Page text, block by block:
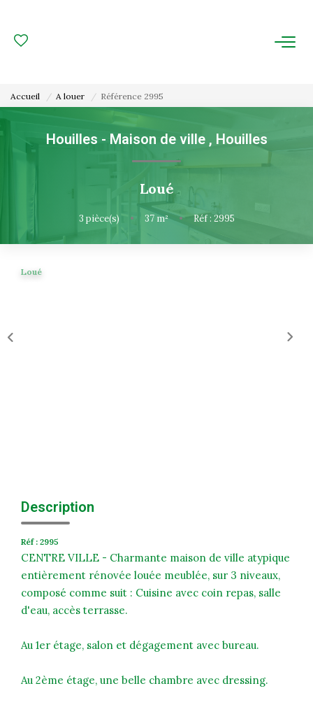
ESTIMATION
FAIRE GÉRER
Gestion Locative
Gestion De Copropriété
Extranet Syndic Et Gestion Locative
Extranet Syndic Estale
Accueil A louer Référence 2995
Houilles - Maison de ville , Houilles
Loué
3 pièce(s) • 37m² • Réf : 2995
Loué
Description
Réf : 2995
CENTRE VILLE - Charmante maison de ville atypique
entièrement rénovée louée meublée, sur 3 niveaux,
composé comme suit : Cuisine avec coin repas, salle
d'eau, accès terrasse.
Au 1er étage, salon et dégagement avec bureau.
Au 2ème étage, une belle chambre avec dressing.